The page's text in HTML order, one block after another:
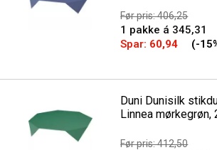
Før pris: 406,25
1 pakke á 345,31
Spar: 60,94 (-
Duni Dunisilk
Linnea mørkegrøn,
Før pris: 412,50